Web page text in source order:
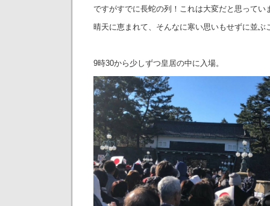
ですがすでに長蛇の列！これは大変だと思ってい
晴天に恵まれて、そんなに寒い思いもせずに並ぶ
9時30から少しずつ皇居の中に入場。